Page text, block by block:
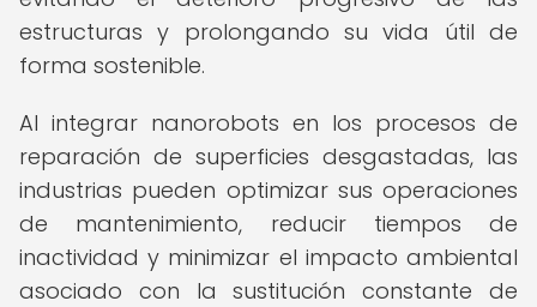
estructuras y prolongando su vida útil de
forma sostenible.
Al integrar nanorobots en los procesos de
reparación de superficies desgastadas, las
industrias pueden optimizar sus operaciones
de mantenimiento, reducir tiempos de
inactividad y minimizar el impacto ambiental
asociado con la sustitución constante de